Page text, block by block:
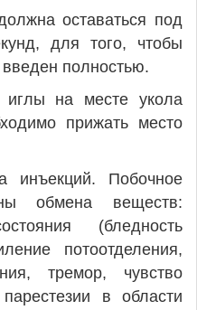
оставаться под
для того, чтобы
введен полностью.
на месте укола
прижать место
инъекций. Побочное
обмена веществ:
(бледность
потоотделения,
тремор, чувство
в области